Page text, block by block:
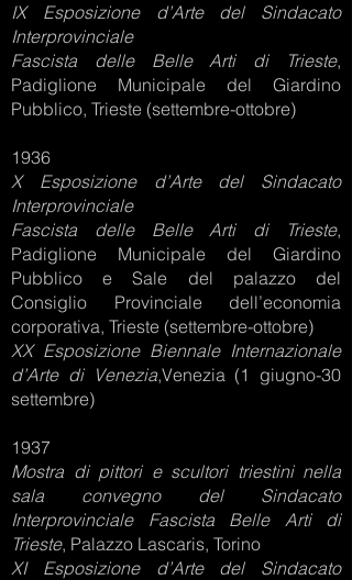
IX Esposizione d’Arte del Sindacato
Interprovinciale
Fascista delle Belle Arti di Trieste,
Padiglione Municipale del Giardino
Pubblico, Trieste (settembre-ottobre)
1936
X Esposizione d’Arte del Sindacato
Interprovinciale
Fascista delle Belle Arti di Trieste,
Padiglione Municipale del Giardino
Pubblico e Sale del palazzo del
Consiglio Provinciale dell’economia
corporativa, Trieste (settembre-ottobre)
XX Esposizione Biennale Internazionale
d’Arte di Venezia,Venezia (1 giugno-30
settembre)
1937
Mostra di pittori e scultori triestini nella
sala convegno del Sindacato
Interprovinciale Fascista Belle Arti di
Trieste, Palazzo Lascaris, Torino
XI Esposizione d’Arte del Sindacato